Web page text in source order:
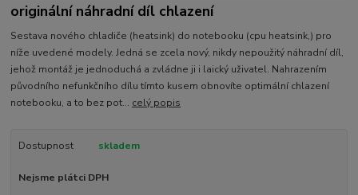
originální náhradní díl chlazení
Sestava nového chladiče (heatsink) do notebooku (cpu heatsink,) pro
níže uvedené modely. Jedná se zcela nový, nikdy nepoužitý náhradní díl,
jehož montáž je jednoduchá a zvládne ji i laický uživatel. Nahrazením
původního nefunkčního dílu tímto kusem obnovíte optimální chlazení
notebooku, a to bez pot... celý popis
Dostupnost skladem
Nejsme plátci DPH